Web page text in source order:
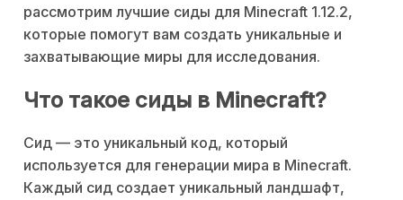
рассмотрим лучшие сиды для Minecraft 1.12.2,
которые помогут вам создать уникальные и
захватывающие миры для исследования.
Что такое сиды в Minecraft?
Сид — это уникальный код, который
используется для генерации мира в Minecraft.
Каждый сид создает уникальный ландшафт,